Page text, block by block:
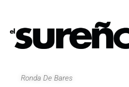
contenido
Ronda De Bares
entradas